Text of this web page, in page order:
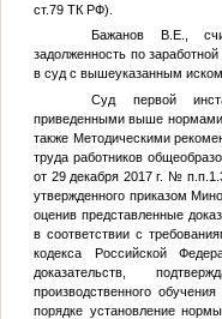
ст.79 ТК РФ).
Бажанов В.Е.,
задолженность по
в суд с вышеуказанным иском.
Суд первой
приведенными выше нормами
также Методическими
труда работников
от 29 декабря 2017 г. №
утвержденного приказом
оценив представленные
в соответствии с
кодекса Российской
доказательств,
производственного
порядке установление